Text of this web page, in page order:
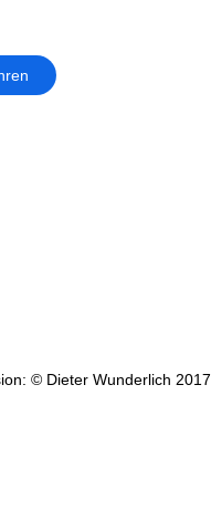
© Dieter Wunderlich 2017